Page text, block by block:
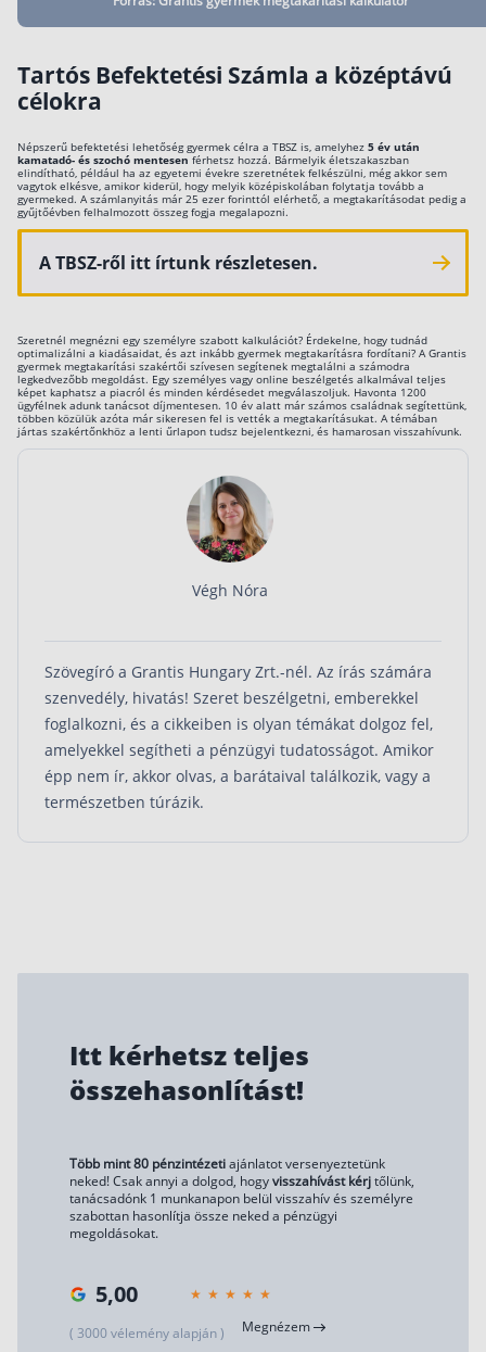
Tartós Befektetési Számla a középtávú
célokra
Népszerű befektetési lehetőség gyermek célra a TBSZ is, amelyhez 5 év után
kamatadó- és szochó mentesen férhetsz hozzá. Bármelyik életszakaszban
elindítható, például ha az egyetemi évekre szeretnétek felkészülni, még akkor sem
vagytok elkésve, amikor kiderül, hogy melyik középiskolában folytatja tovább a
gyermeked. A számlanyitás már 25 ezer forinttól elérhető, a megtakarításodat pedig a
gyűjtőévben felhalmozott összeg fogja megalapozni.
A TBSZ-ről itt írtunk részletesen.
Szeretnél megnézni egy személyre szabott kalkulációt? Érdekelne, hogy tudnád
optimalizálni a kiadásaidat, és azt inkább gyermek megtakarításra fordítani? A Grantis
gyermek megtakarítási szakértői szívesen segítenek megtalálni a számodra
legkedvezőbb megoldást. Egy személyes vagy online beszélgetés alkalmával teljes
képet kaphatsz a piacról és minden kérdésedet megválaszoljuk. Havonta 1200
ügyfélnek adunk tanácsot díjmentesen. 10 év alatt már számos családnak segítettünk,
többen közülük azóta már sikeresen fel is vették a megtakarításukat. A témában
jártas szakértőnkhöz a lenti űrlapon tudsz bejelentkezni, és hamarosan visszahívunk.
Végh Nóra
Szövegíró a Grantis Hungary Zrt.-nél. Az írás számára
szenvedély, hivatás! Szeret beszélgetni, emberekkel
foglalkozni, és a cikkeiben is olyan témákat dolgoz fel,
amelyekkel segítheti a pénzügyi tudatosságot. Amikor
épp nem ír, akkor olvas, a barátaival találkozik, vagy a
természetben túrázik.
Itt kérhetsz teljes
összehasonlítást!
Több mint 80 pénzintézetiajánlatot versenyeztetünk
neked! Csak annyi a dolgod, hogyvisszahívást kérjtőlünk,
tanácsadónk 1 munkanapon belül visszahív és személyre
szabottan hasonlítja össze neked a pénzügyi
megoldásokat.
5,00
( 3000 vélemény alapján ) Megnézem